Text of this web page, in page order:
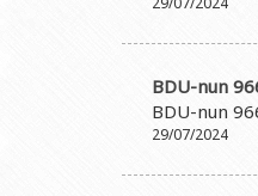
BDU-nun
BDU-nun
29/07/2024